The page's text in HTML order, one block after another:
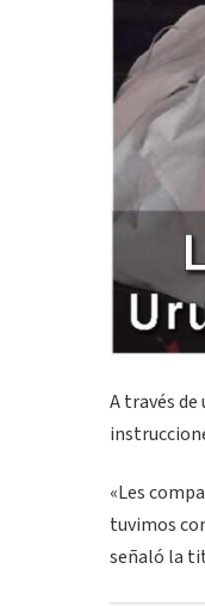
A través
«Les
tuvimos
señaló la